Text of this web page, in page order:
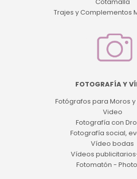
Trajes y Complementos
FOTOGRAFÍA Y
Fotógrafos para Moros y
Video
Fotografía con
Fotografía social,
Vídeo bodas
Vídeos
Fotomatón -